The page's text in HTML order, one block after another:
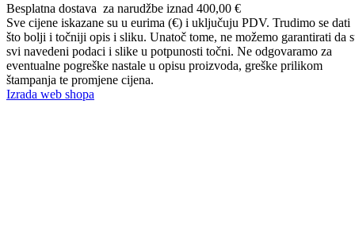
Besplatna dostava za narudžbe iznad 400,00 €
Sve cijene iskazane su u eurima (€) i uključuju PDV. Trudimo se dati
što bolji i točniji opis i sliku. Unatoč tome, ne možemo garantirati da
svi navedeni podaci i slike u potpunosti točni. Ne odgovaramo za
eventualne pogreške nastale u opisu proizvoda, greške prilikom
štampanja te promjene cijena.
Izrada web shopa